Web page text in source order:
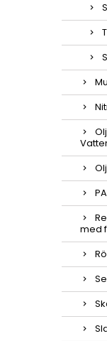
med